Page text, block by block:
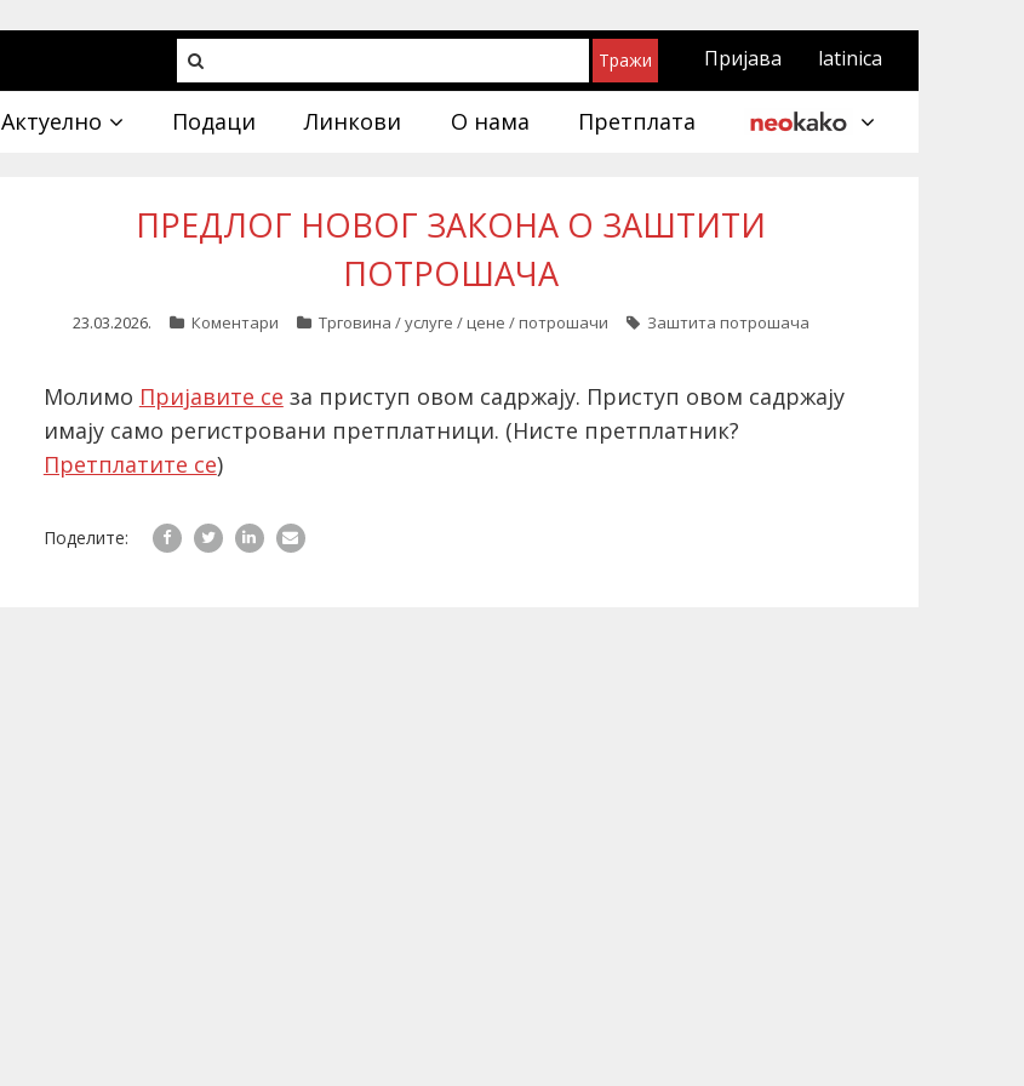
Пријава latinica
Актуелно Подаци Линкови О нама Претплата
ПРЕДЛОГ НОВОГ ЗАКОНА О ЗАШТИТИ
ПОТРОШАЧА
23.03.2026. Коментари Трговина / услуге / цене / потрошачи Заштита потрошача
Молимо Пријавите се за приступ овом садржају. Приступ овом садржају
имају само регистровани претплатници. (Нисте претплатник?
Претплатите се)
Поделите: